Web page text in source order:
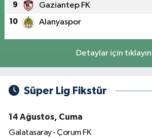
9 Gaziantep FK
10 Alanyaspor
Detaylar için tıklayın
Süper Lig Fikstür
14 Ağustos, Cuma
Galatasaray - Çorum FK